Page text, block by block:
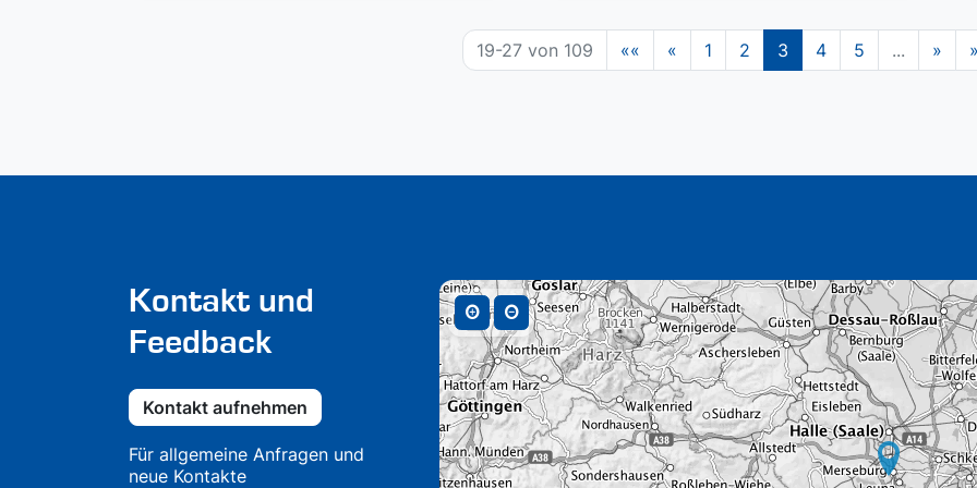
19-27 von 109 «« « 1 2 3 4 5 ... »
Kontakt und
Feedback
Kontakt aufnehmen
Für allgemeine Anfragen und
neue Kontakte